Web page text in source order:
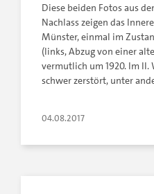
Diese beiden Fotos aus
Nachlass zeigen das
Münster, einmal im
(links, Abzug von einer
vermutlich um 1920. Im
schwer zerstört, unter
04.08.2017